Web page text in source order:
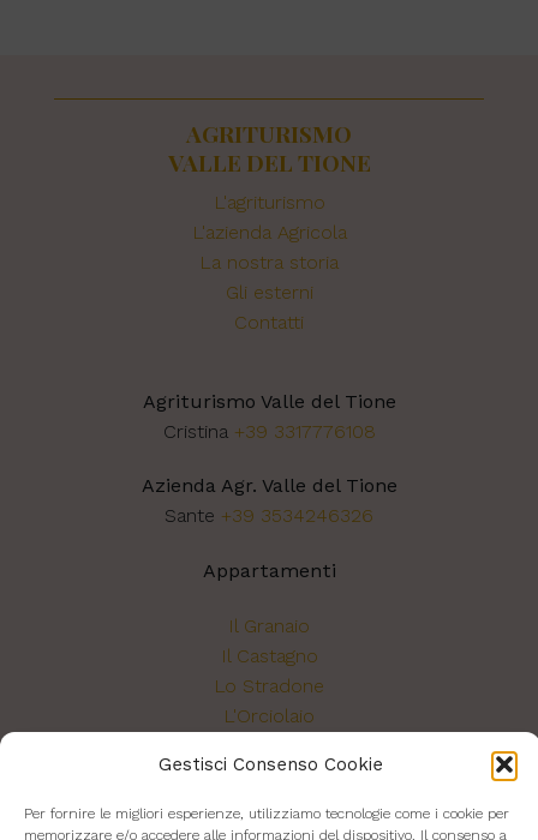
Gestisci Consenso Cookie
Per fornire le migliori esperienze, utilizziamo tecnologie come i cookie per
memorizzare e/o accedere alle informazioni del dispositivo. Il consenso a
AGRITURISMO
VALLE DEL TIONE
L'agriturismo
L'azienda Agricola
La nostra storia
Gli esterni
Contatti
Agriturismo Valle del Tione
Cristina +39 3317776108
Azienda Agr. Valle del Tione
Sante +39 3534246326
Appartamenti
Il Granaio
Il Castagno
Lo Stradone
L'Orciolaio
Azienda Agricola Valle del Tione